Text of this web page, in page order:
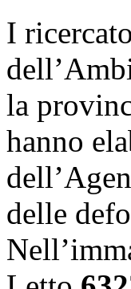
I
la
hanno
delle